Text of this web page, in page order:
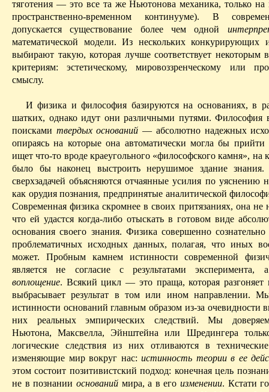
тяготения — это все та же Ньютонова механика, только на
пространственно-временном континууме). В
допускается существование более чем одной
математической модели.Из нескольких конкурирующих
выбирают такую, которая лучше соответствует некоторым
критериям: эстетическому, мировоззрен­ческому или
смыслу.
И физика и философия базируются на основаниях, в
шатких, однако идут они различными путями. Философия
поисками твердых оснований — абсолютно надежных
опираясь на которые она автоматически могла бы
ищет что-то вроде краеугольного «философского камня», на
было бынаконец выстроить нерушимое здание
сверхзадачей объясняются отчаянные усилия по уяснению
как орудия познания, предпринятые аналитической
Современная физика скромнее в своих притязаниях, она не
что ей удастся когда-либо отыскать в готовом виде
основания своего знания. Физика совершенно сознательно
проблематичных исходных данных, полагая, что иных
может. Пробным камнем истинности современной
является не согласие с результатами
воплощение. Всякий цикл — это праща, которая
выбрасывает результат в том или ином направлении.
истинности оснований главным образом из-за очевидности
них реальных эмпирических следствий. Мы
Ньютона, Максвелла, Эйнштейна или Шредингера
логические следствия из них отливаются в
изменяющие мир вокруг нас:истинность теории в ее
этом состоит позитивистский подход: конечная цель
не в познании основаниймира, а в егоизменении. Кстати